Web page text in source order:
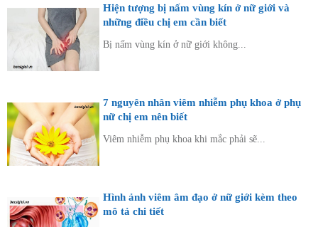
Hiện tượng bị nấm vùng kín ở nữ giới và
những điều chị em cần biết
Bị nấm vùng kín ở nữ giới không...
7 nguyên nhân viêm nhiễm phụ khoa ở phụ
nữ chị em nên biết
Viêm nhiễm phụ khoa khi mắc phải sẽ...
Hình ảnh viêm âm đạo ở nữ giới kèm theo
mô tả chi tiết